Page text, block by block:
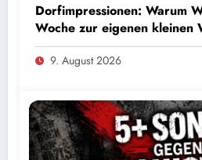
Dorfimpressionen: Warum
Woche zur eigenen kleinen
9. August 2026